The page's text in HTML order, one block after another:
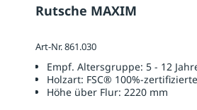
Rutsche MAXIM
Art-Nr. 861.030
Empf. Altersgruppe: 5 - 12
Holzart: FSC® 100%-
Höhe über Flur: 2220 mm